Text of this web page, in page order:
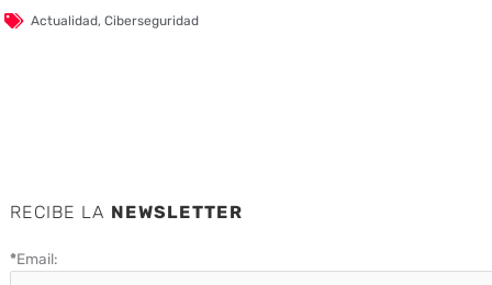
Actualidad,Ciberseguridad
RECIBE LA NEWSLETTER
*Email: